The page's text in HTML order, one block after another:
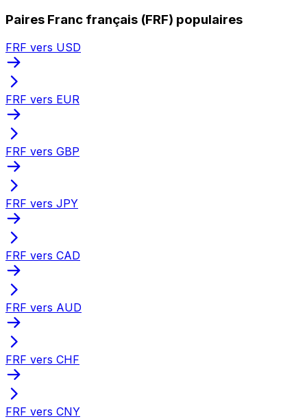
Paires Franc français (FRF) populaires
FRF vers USD
FRF vers EUR
FRF vers GBP
FRF vers JPY
FRF vers CAD
FRF vers AUD
FRF vers CHF
FRF vers CNY